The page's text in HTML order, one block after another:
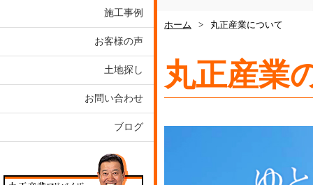
施工事例
お客様の声
土地探し
お問い合わせ
ブログ
ホーム > 丸正産業について
丸正産業